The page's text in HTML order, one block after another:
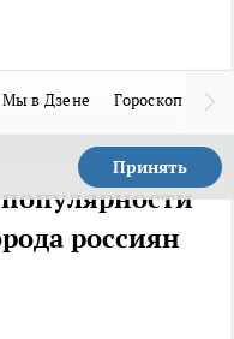
Мы в Дзене Гороскоп
Принять
россиян